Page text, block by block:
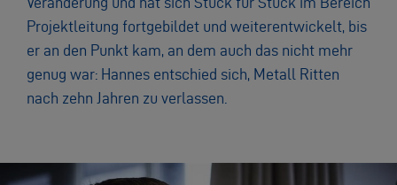
Projektleitung fortgebildet und weiterentwickelt, bis
er an den Punkt kam, an dem auch das nicht mehr
genug war: Hannes entschied sich, Metall Ritten
nach zehn Jahren zu verlassen.